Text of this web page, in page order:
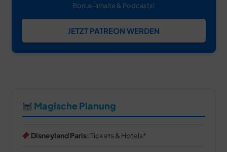
Bonus-Inhalte & Podcasts!
JETZT PATREON WERDEN
Magische Planung
Disneyland Paris:Tickets & Hotels